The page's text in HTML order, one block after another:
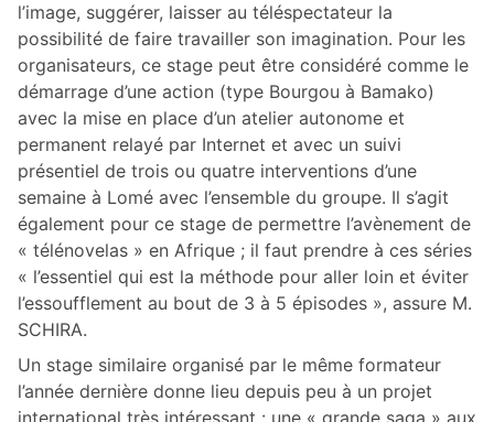
l’image, suggérer, laisser au téléspectateur la
possibilité de faire travailler son imagination. Pour les
organisateurs, ce stage peut être considéré comme le
démarrage d’une action (type Bourgou à Bamako)
avec la mise en place d’un atelier autonome et
permanent relayé par Internet et avec un suivi
présentiel de trois ou quatre interventions d’une
semaine à Lomé avec l’ensemble du groupe. Il s’agit
également pour ce stage de permettre l’avènement de
« télénovelas » en Afrique ; il faut prendre à ces séries
« l’essentiel qui est la méthode pour aller loin et éviter
l’essoufflement au bout de 3 à 5 épisodes », assure M.
SCHIRA.
Un stage similaire organisé par le même formateur
l’année dernière donne lieu depuis peu à un projet
international très intéressant : une « grande saga » aux